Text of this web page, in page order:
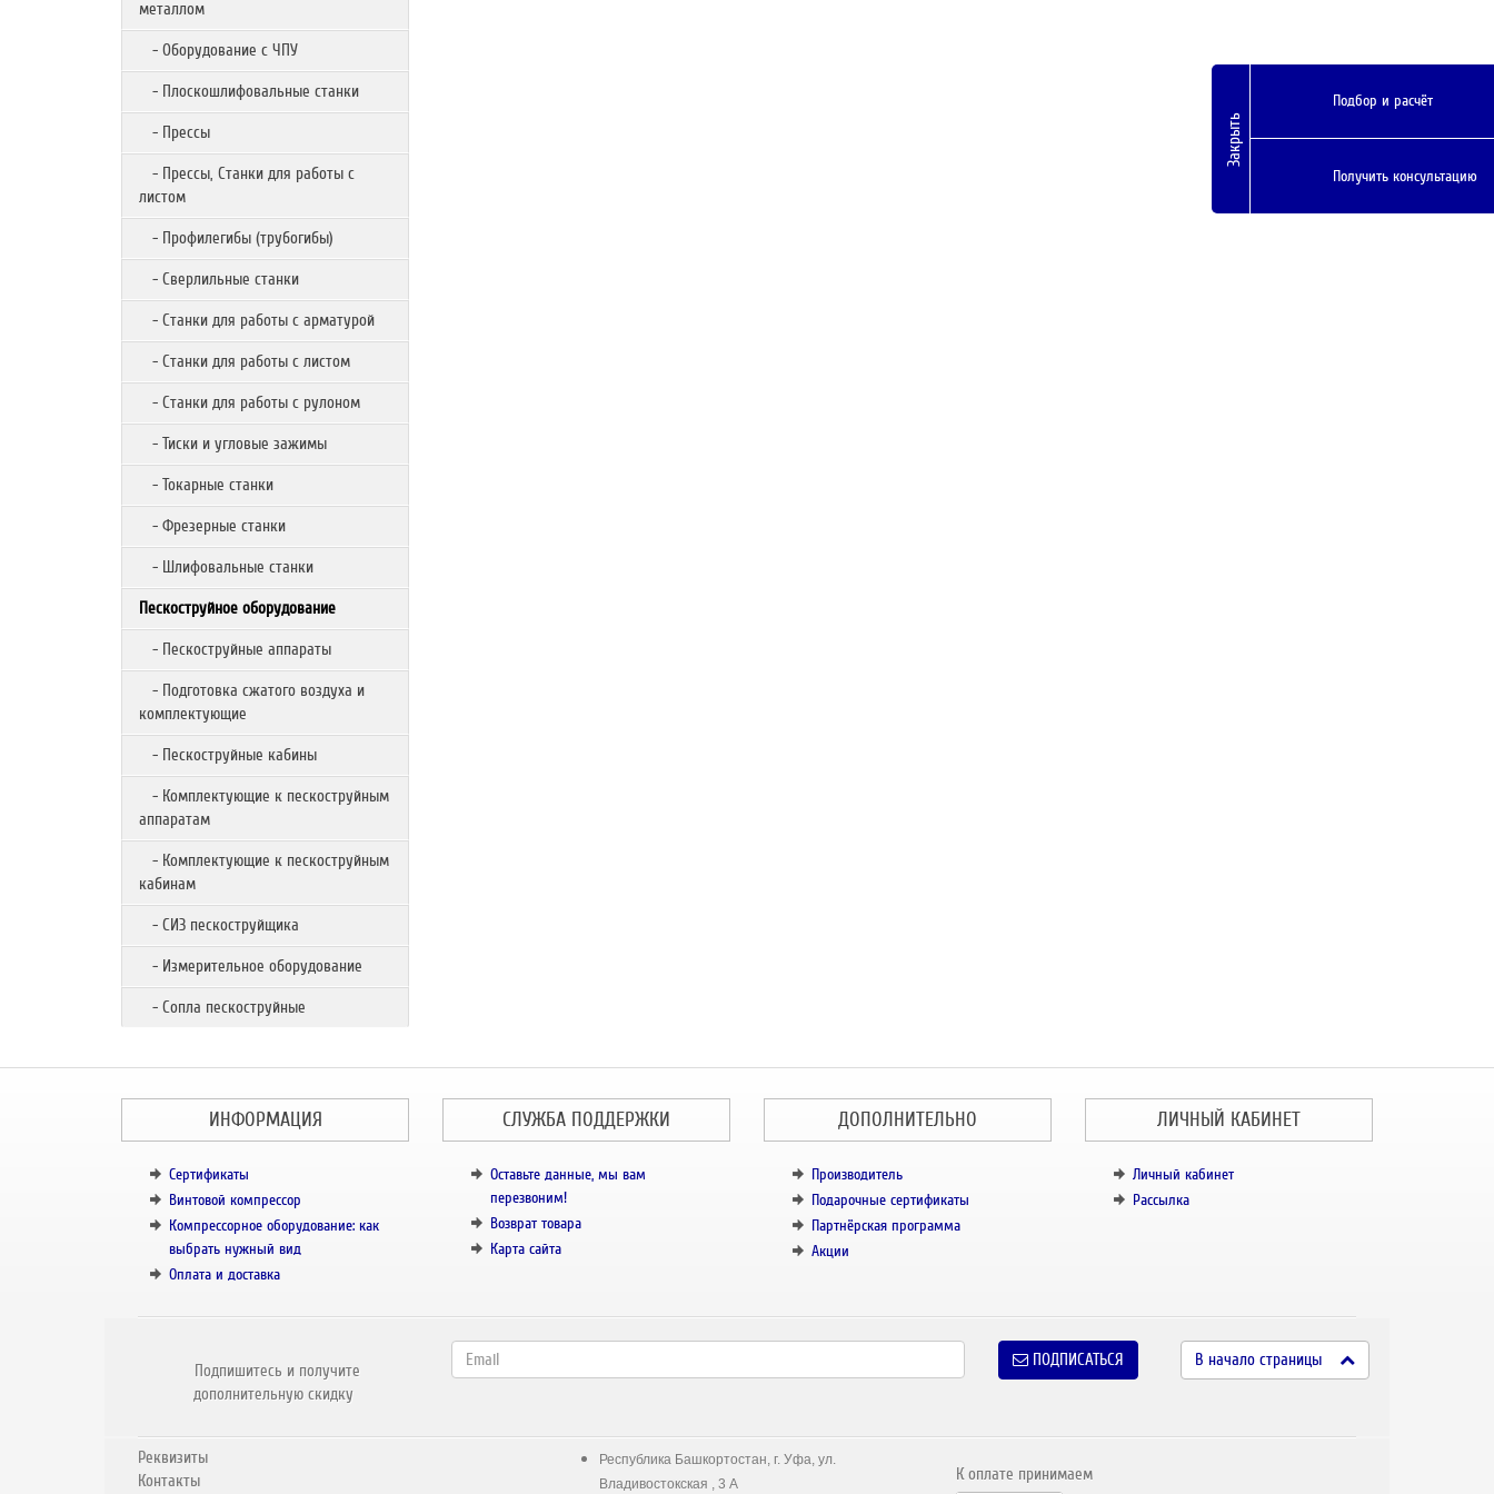
металлом
- Оборудование с ЧПУ
- Плоскошлифовальные станки
- Прессы
- Прессы, Станки для работы с
листом
- Профилегибы (трубогибы)
- Сверлильные станки
- Станки для работы с арматурой
- Станки для работы с листом
- Станки для работы с рулоном
- Тиски и угловые зажимы
- Токарные станки
- Фрезерные станки
- Шлифовальные станки
Пескоструйное оборудование
- Пескоструйные аппараты
- Подготовка сжатого воздуха и
комплектующие
- Пескоструйные кабины
- Комплектующие к пескоструйным
аппаратам
- Комплектующие к пескоструйным
кабинам
- СИЗ пескоструйщика
- Измерительное оборудование
- Сопла пескоструйные
ИНФОРМАЦИЯ
Сертификаты
Винтовой компрессор
Компрессорное оборудование: как
выбрать нужный вид
Оплата и доставка
СЛУЖБА ПОДДЕРЖКИ
Оставьте данные, мы вам
перезвоним!
Возврат товара
Карта сайта
ДОПОЛНИТЕЛЬНО
Производитель
Подарочные сертификаты
Партнёрская программа
Акции
ЛИЧНЫЙ КАБИНЕТ
Личный кабинет
Рассылка
Подпишитесь и получите
дополнительную скидку
ПОДПИСАТЬСЯ В начало страницы
Реквизиты
Контакты
Республика Башкортостан, г. Уфа, ул.
Владивостокская , 3 А
К оплате принимаем
Закрыть
Подбор и расчёт
Получить консультацию